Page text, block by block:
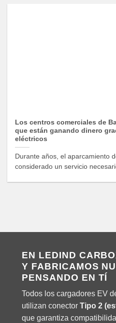
Los centros comerciales de
que están ganando dinero
eléctricos
Durante años, el aparcamiento
considerado un servicio
EN LEDIND
Y FABRICAMOS
PENSANDO EN TÍ
Todos los cargadores EV
utilizan conector Tipo 2
que garantiza